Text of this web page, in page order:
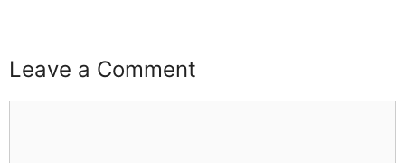
Leave a Comment